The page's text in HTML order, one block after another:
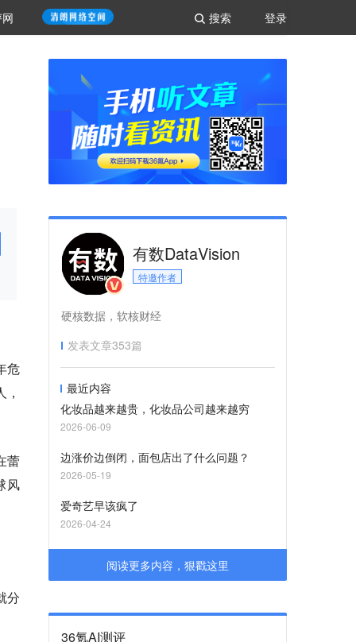
登录
搜索
危
蕾
风
分
有数DataVision
特邀作者
硬核数据，软核财经
发表文章353篇
最近内容
化妆品越来越贵，化妆品公司越来越穷
2026-06-09
边涨价边倒闭，面包店出了什么问题？
2026-05-19
爱奇艺早该疯了
2026-04-24
阅读更多内容，狠戳这里
36氪AI测评